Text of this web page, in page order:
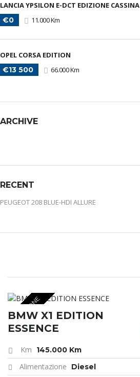
LANCIA YPSILON E-DCT EDIZIONE CASSINA
€0
11.000 Km
OPEL CORSA EDITION
€13 500
66.000 Km
ARCHIVE
RECENT
PEUGEOT 208 BLUE-HDI ALLURE
OCCASIONE
BMW X1 EDITION
ESSENCE
Km 145.000 Km
Alimentazione Diesel